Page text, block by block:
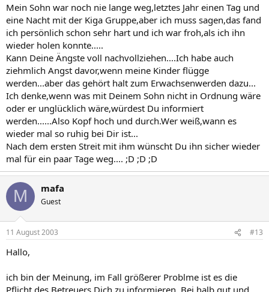
Mein Sohn war noch nie lange weg,letztes Jahr einen Tag und
eine Nacht mit der Kiga Gruppe,aber ich muss sagen,das fand
ich persönlich schon sehr hart und ich war froh,als ich ihn
wieder holen konnte.....
Kann Deine Ängste voll nachvollziehen....Ich habe auch
ziehmlich Angst davor,wenn meine Kinder flügge
werden...aber das gehört halt zum Erwachsenwerden dazu...
Ich denke,wenn was mit Deinem Sohn nicht in Ordnung wäre
oder er unglücklich wäre,würdest Du informiert
werden......Also Kopf hoch und durch.Wer weiß,wann es
wieder mal so ruhig bei Dir ist...
Nach dem ersten Streit mit ihm wünscht Du ihn sicher wieder
mal für ein paar Tage weg.... ;D ;D ;D
M mafa
Guest
11 August 2003 #13
Hallo,
ich bin der Meinung, im Fall größerer Problme ist es die
Pflicht des Betreuers Dich zu informieren. Bei halb gut und